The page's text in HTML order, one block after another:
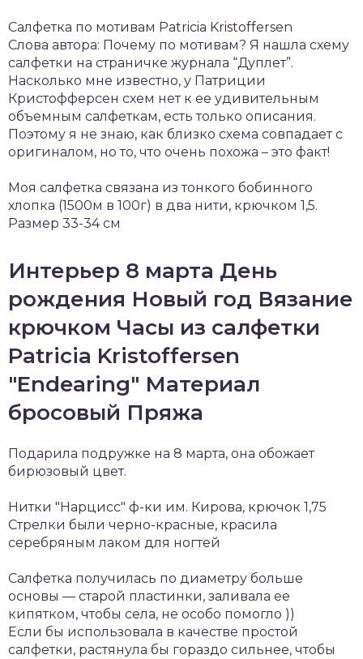
Салфетка по мотивам Patricia Kristoffersen
Слова автора: Почему по мотивам? Я нашла схему
салфетки на страничке журнала “Дуплет”.
Насколько мне известно, у Патриции
Кристофферсен схем нет к ее удивительным
объемным салфеткам, есть только описания.
Поэтому я не знаю, как близко схема совпадает с
оригиналом, но то, что очень похожа – это факт!
Моя салфетка связана из тонкого бобинного
хлопка (1500м в 100г) в два нити, крючком 1,5.
Размер 33-34 см
Интерьер 8 марта День
рождения Новый год Вязание
крючком Часы из салфетки
Patricia Kristoffersen
"Endearing" Материал
бросовый Пряжа
Подарила подружке на 8 марта, она обожает
бирюзовый цвет.
Нитки "Нарцисс" ф-ки им. Кирова, крючок 1,75
Стрелки были черно-красные, красила
серебряным лаком для ногтей
Салфетка получилась по диаметру больше
основы — старой пластинки, заливала ее
кипятком, чтобы села, не особо помогло ))
Если бы использовала в качестве простой
салфетки, растянула бы гораздо сильнее, чтобы